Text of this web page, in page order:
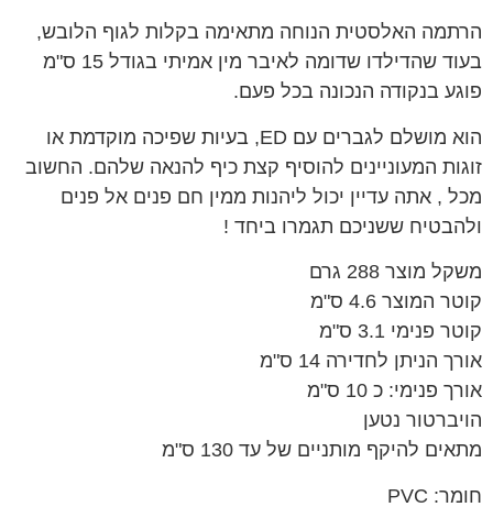
הרתמה האלסטית הנוחה מתאימה בקלות לגוף הלובש,
בעוד שהדילדו שדומה לאיבר מין אמיתי בגודל 15 ס"מ
פוגע בנקודה הנכונה בכל פעם.
הוא מושלם לגברים עם ED, בעיות שפיכה מוקדמת או
זוגות המעוניינים להוסיף קצת כיף להנאה שלהם. החשוב
מכל , אתה עדיין יכול ליהנות ממין חם פנים אל פנים
ולהבטיח ששניכם תגמרו ביחד !
משקל מוצר 288 גרם
קוטר המוצר 4.6 ס"מ
קוטר פנימי 3.1 ס"מ
אורך הניתן לחדירה 14 ס"מ
אורך פנימי: כ 10 ס"מ
הויברטור נטען
מתאים להיקף מותניים של עד 130 ס"מ
חומר: PVC